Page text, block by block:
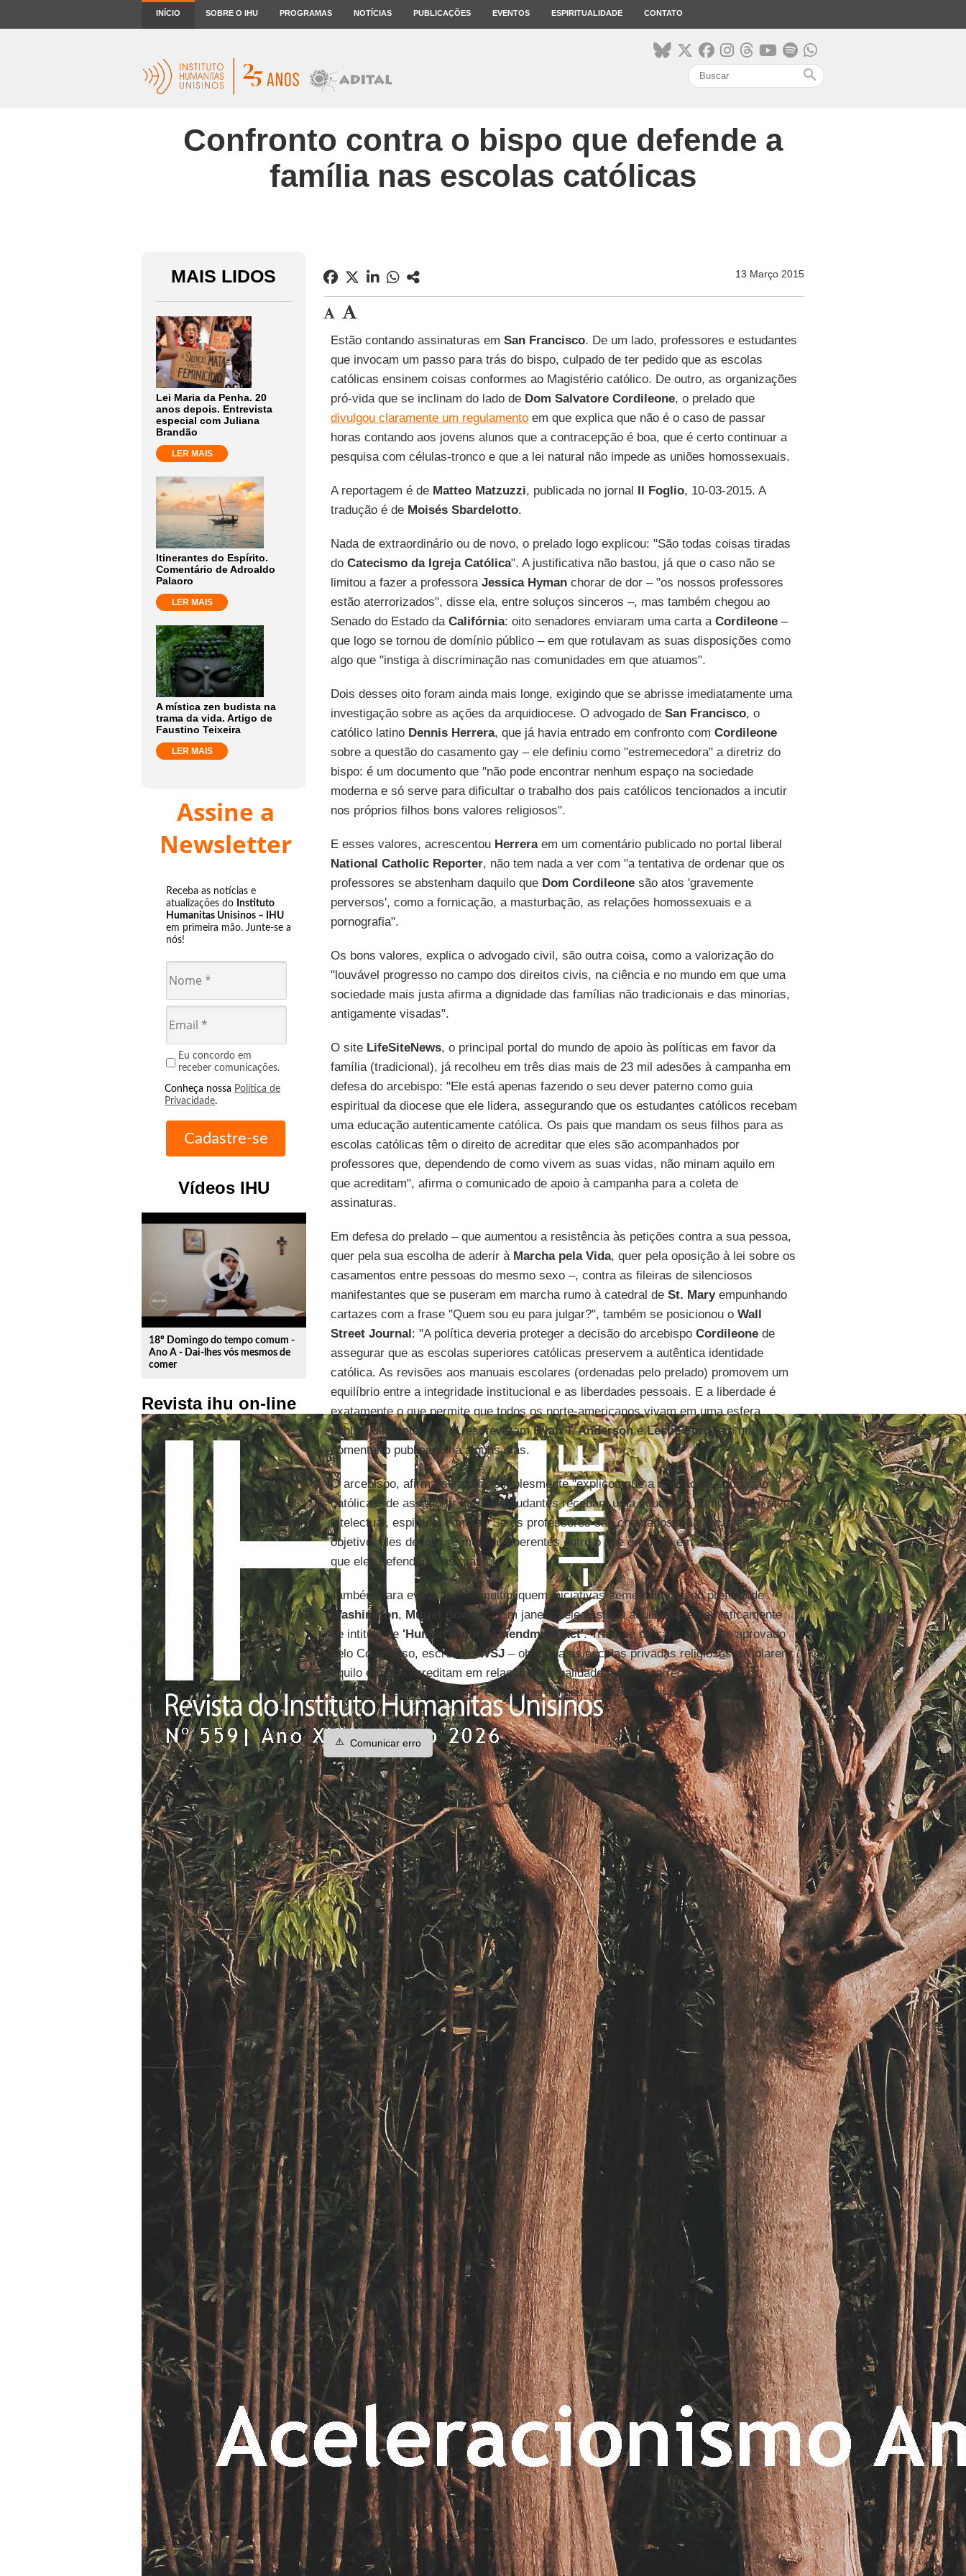
INÍCIO SOBRE O IHU PROGRAMAS NOTÍCIAS PUBLICAÇÕES EVENTOS ESPIRITUALIDADE CONTATO
search
Confronto contra o bispo que defende a
família nas escolas católicas
MAIS LIDOS
Lei Maria da Penha. 20
anos depois. Entrevista
especial com Juliana
Brandão
LER MAIS
Itinerantes do Espírito.
Comentário de Adroaldo
Palaoro
LER MAIS
A mística zen budista na
trama da vida. Artigo de
Faustino Teixeira
LER MAIS
Assine a
Newsletter
Receba as notícias e
atualizações do Instituto
Humanitas Unisinos – IHU
em primeira mão. Junte-se a
nós!
Eu concordo em
receber comunicações.
Conheça nossa Política de
Privacidade.
Vídeos IHU
play_circle_outline
18º Domingo do tempo comum -
Ano A - Dai-lhes vós mesmos de
comer
Revista ihu on-line
13 Março 2015
Estão contando assinaturas em San Francisco. De um lado, professores e estudantes
que invocam um passo para trás do bispo, culpado de ter pedido que as escolas
católicas ensinem coisas conformes ao Magistério católico. De outro, as organizações
pró-vida que se inclinam do lado de Dom Salvatore Cordileone, o prelado que
divulgou claramente um regulamentoem que explica que não é o caso de passar
horas contando aos jovens alunos que a contracepção é boa, que é certo continuar a
pesquisa com células-tronco e que a lei natural não impede as uniões homossexuais.
A reportagem é de Matteo Matzuzzi, publicada no jornal Il Foglio, 10-03-2015. A
tradução é de Moisés Sbardelotto.
Nada de extraordinário ou de novo, o prelado logo explicou: "São todas coisas tiradas
do Catecismo da Igreja Católica". A justificativa não bastou, já que o caso não se
limitou a fazer a professora Jessica Hymanchorar de dor – "os nossos professores
estão aterrorizados", disse ela, entre soluços sinceros –, mas também chegou ao
Senado do Estado da Califórnia: oito senadores enviaram uma carta a Cordileone–
que logo se tornou de domínio público – em que rotulavam as suas disposições como
algo que "instiga à discriminação nas comunidades em que atuamos".
Dois desses oito foram ainda mais longe, exigindo que se abrisse imediatamente uma
investigação sobre as ações da arquidiocese. O advogado de San Francisco, o
católico latino Dennis Herrera, que já havia entrado em confronto com Cordileone
sobre a questão do casamento gay – ele definiu como "estremecedora" a diretriz do
bispo: é um documento que "não pode encontrar nenhum espaço na sociedade
moderna e só serve para dificultar o trabalho dos pais católicos tencionados a incutir
nos próprios filhos bons valores religiosos".
E esses valores, acrescentou Herreraem um comentário publicado no portal liberal
National Catholic Reporter, não tem nada a ver com "a tentativa de ordenar que os
professores se abstenham daquilo que Dom Cordileonesão atos 'gravemente
perversos', como a fornicação, a masturbação, as relações homossexuais e a
pornografia".
Os bons valores, explica o advogado civil, são outra coisa, como a valorização do
"louvável progresso no campo dos direitos civis, na ciência e no mundo em que uma
sociedade mais justa afirma a dignidade das famílias não tradicionais e das minorias,
antigamente visadas".
O site LifeSiteNews, o principal portal do mundo de apoio às políticas em favor da
família (tradicional), já recolheu em três dias mais de 23 mil adesões à campanha em
defesa do arcebispo: "Ele está apenas fazendo o seu dever paterno como guia
espiritual da diocese que ele lidera, assegurando que os estudantes católicos recebam
uma educação autenticamente católica. Os pais que mandam os seus filhos para as
escolas católicas têm o direito de acreditar que eles são acompanhados por
professores que, dependendo de como vivem as suas vidas, não minam aquilo em
que acreditam", afirma o comunicado de apoio à campanha para a coleta de
assinaturas.
Em defesa do prelado – que aumentou a resistência às petições contra a sua pessoa,
quer pela sua escolha de aderir à Marcha pela Vida, quer pela oposição à lei sobre os
casamentos entre pessoas do mesmo sexo –, contra as fileiras de silenciosos
manifestantes que se puseram em marcha rumo à catedral de St. Maryempunhando
cartazes com a frase "Quem sou eu para julgar?", também se posicionou o Wall
Street Journal: "A política deveria proteger a decisão do arcebispo Cordileonede
assegurar que as escolas superiores católicas preservem a autêntica identidade
católica. As revisões aos manuais escolares (ordenadas pelo prelado) promovem um
equilíbrio entre a integridade institucional e as liberdades pessoais. E a liberdade é
exatamente o que permite que todos os norte-americanos vivam em uma esfera
pública diferente e civil", escreveramRyan T. AndersoneLeslie Ford, em um
comentário publicado há alguns dias.
O arcebispo, afirma-se ainda, simplesmente "explicou que a missão da educação
católica é de assegurar que os estudantes recebam uma educação completa em nível
intelectual, espiritual e moral. Se os professores são chamados a alcançar esse
objetivo, eles devem se mostrar coerentes entre o que ensinam em sala de aula e o
que eles defendem nas ruas".
Também para evitar que se multipliquem iniciativas semelhantes à do prefeito de
Washington, Muriel Bowser
: "Em janeiro, ele assinou aquilo que eufemisticamente
se intitula de 'Human Rights Amendment Act'. Trata-se da carta que – se aprovado
pelo Congresso, escreve oWSJ– obrigaria as escolas privadas religiosas a violarem
aquilo em que acreditam em relação à sexualidade humana, a reconhecerem os
grupos de estudantes LGBT e a acolherem nas suas sedes as paradas gays".
⚠️ Comunicar erro